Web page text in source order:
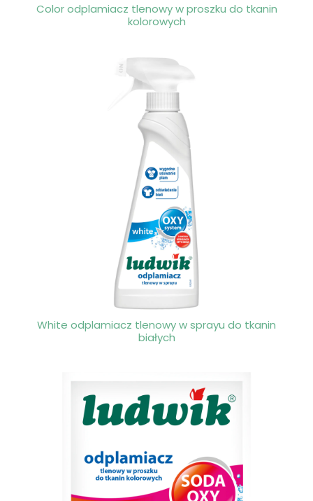
Color odplamiacz tlenowy w proszku do tkanin
kolorowych
White odplamiacz tlenowy w sprayu do tkanin
białych